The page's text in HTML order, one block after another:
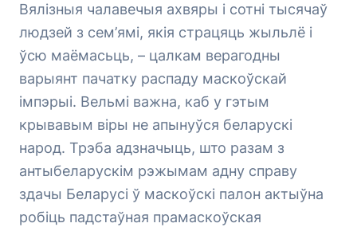
Вялізныя чалавечыя ахвяры і сотні тысячаў
людзей з сем’ямі, якія страцяць жыльлё і
ўсю маёмасьць, – цалкам верагодны
варыянт пачатку распаду маскоўскай
імпэрыі. Вельмі важна, каб у гэтым
крывавым віры не апынуўся беларускі
народ. Трэба адзначыць, што разам з
антыбеларускім рэжымам адну справу
здачы Беларусі ў маскоўскі палон актыўна
робіць падстаўная прамаскоўская